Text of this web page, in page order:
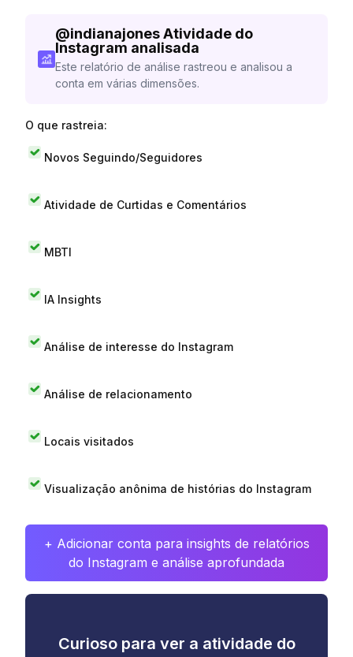
@indianajones Atividade do
Instagram analisada
Este relatório de análise rastreou e analisou a
conta em várias dimensões.
O que rastreia:
Novos Seguindo/Seguidores
Atividade de Curtidas e Comentários
MBTI
IA Insights
Análise de interesse do Instagram
Análise de relacionamento
Locais visitados
Visualização anônima de histórias do Instagram
+ Adicionar conta para insights de relatórios
do Instagram e análise aprofundada
Curioso para ver a atividade do